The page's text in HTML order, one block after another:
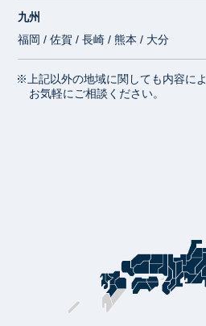
九州
福岡 / 佐賀 / 長崎 / 熊本 / 大分
※上記以外の地域に関しても内容に
お気軽にご相談ください。